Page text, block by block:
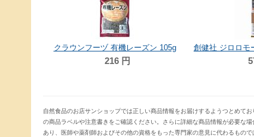
クラウンフーヅ 有機レーズン 105g
216 円
自然食品のお店サンショップでは正しい商品情報をお届けするようつとめて
の商品ラベルや注意書きをご確認ください。さらに詳細な商品情報が必要な
あり、医師や薬剤師およびその他の資格をもった専門家の意見に代わるもの